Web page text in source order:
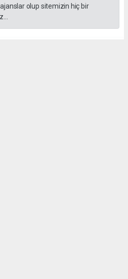
olup sitemizin hiç bir